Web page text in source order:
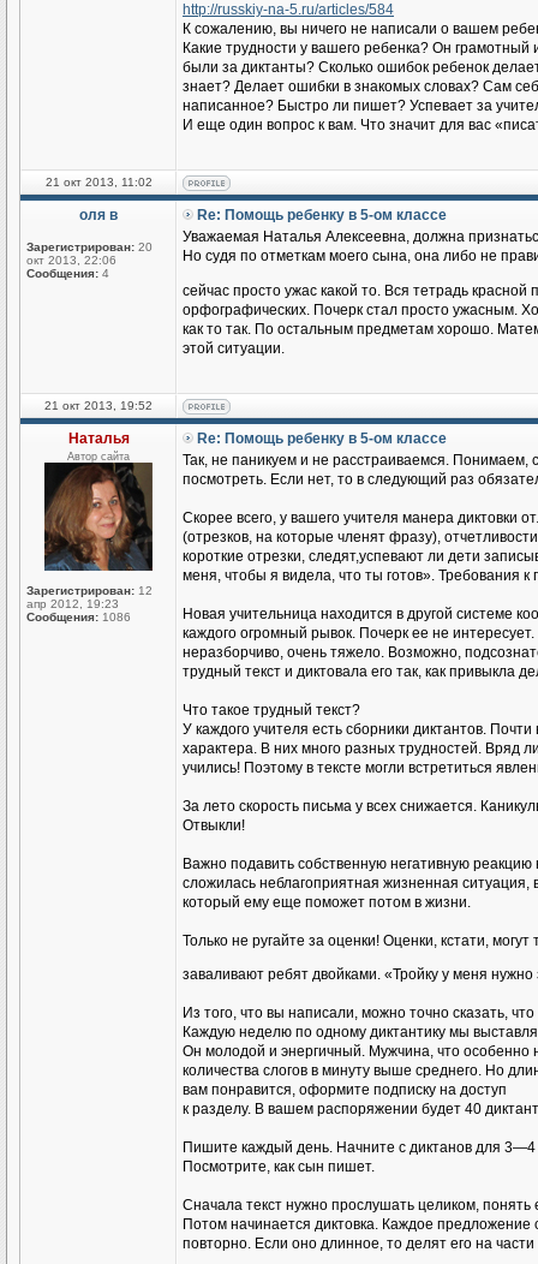
http://russkiy-na-5.ru/articles/584
К сожалению, вы ничего не написали о вашем
Какие трудности у вашего ребенка? Он
были за диктанты? Сколько ошибок ребенок
знает? Делает ошибки в знакомых словах? Сам
написанное? Быстро ли пишет? Успевает за
И еще один вопрос к вам. Что значит для вас
21 окт 2013, 11:02
оля в
Зарегистрирован: 20
окт 2013, 22:06
Сообщения: 4
Re: Помощь ребенку в 5-ом классе
Уважаемая Наталья Алексеевна, должна
Но судя по отметкам моего сына, она либо не
сейчас просто ужас какой то. Вся тетрадь
орфографических. Почерк стал просто ужасным.
как то так. По остальным предметам хорошо.
этой ситуации.
21 окт 2013, 19:52
Наталья
Автор сайта
Зарегистрирован: 12
апр 2012, 19:23
Сообщения: 1086
Re: Помощь ребенку в 5-ом классе
Так, не паникуем и не расстраиваемся.
посмотреть. Если нет, то в следующий раз
Скорее всего, у вашего учителя манера диктовки
(отрезков, на которые членят фразу),
короткие отрезки, следят,успевают ли дети
меня, чтобы я видела, что ты готов». Требования
Новая учительница находится в другой системе
каждого огромный рывок. Почерк ее не
неразборчиво, очень тяжело. Возможно,
трудный текст и диктовала его так, как привыкла
Что такое трудный текст?
У каждого учителя есть сборники диктантов.
характера. В них много разных трудностей. Вряд
учились! Поэтому в тексте могли встретиться
За лето скорость письма у всех снижается.
Отвыкли!
Важно подавить собственную негативную
сложилась неблагоприятная жизненная
который ему еще поможет потом в жизни.
Только не ругайте за оценки! Оценки, кстати,
заваливают ребят двойками. «Тройку у меня
Из того, что вы написали, можно точно сказать, что
Каждую неделю по одному диктантику мы
Он молодой и энергичный. Мужчина, что особенно
количества слогов в минуту выше среднего. Но
вам понравится, оформите подписку на доступ
к разделу. В вашем распоряжении будет 40
Пишите каждый день. Начните с диктанов для 3—4
Посмотрите, как сын пишет.
Сначала текст нужно прослушать целиком, понять
Потом начинается диктовка. Каждое
повторно. Если оно длинное, то делят его на